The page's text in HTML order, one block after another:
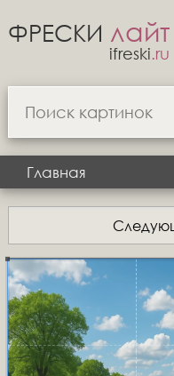
ФРЕСКИ лайт
ifreski.ru
Главная